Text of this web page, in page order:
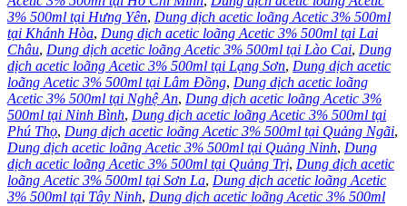
3% 500ml tại Hưng Yên, Dung dịch acetic loãng Acetic 3% 500ml
tại Khánh Hòa, Dung dịch acetic loãng Acetic 3% 500ml tại Lai
Châu, Dung dịch acetic loãng Acetic 3% 500ml tại Lào Cai, Dung
dịch acetic loãng Acetic 3% 500ml tại Lạng Sơn, Dung dịch acetic
loãng Acetic 3% 500ml tại Lâm Đồng, Dung dịch acetic loãng
Acetic 3% 500ml tại Nghệ An, Dung dịch acetic loãng Acetic 3%
500ml tại Ninh Bình, Dung dịch acetic loãng Acetic 3% 500ml tại
Phú Thọ, Dung dịch acetic loãng Acetic 3% 500ml tại Quảng Ngãi,
Dung dịch acetic loãng Acetic 3% 500ml tại Quảng Ninh, Dung
dịch acetic loãng Acetic 3% 500ml tại Quảng Trị, Dung dịch acetic
loãng Acetic 3% 500ml tại Sơn La, Dung dịch acetic loãng Acetic
3% 500ml tại Tây Ninh, Dung dịch acetic loãng Acetic 3% 500ml